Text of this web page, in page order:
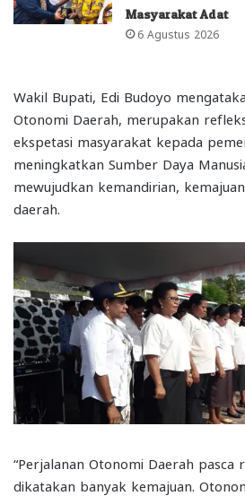
Masyarakat Adat
6 Agustus 2026
Wakil Bupati, Edi Budoyo
Otonomi Daerah, merupakan
ekspetasi masyarakat kepada
meningkatkan Sumber Daya
mewujudkan kemandirian,
daerah.
“Perjalanan Otonomi Daerah pasca
dikatakan banyak kemajuan.